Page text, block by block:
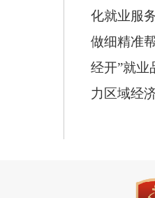
化就业服
做细精准
经开”就业
力区域经